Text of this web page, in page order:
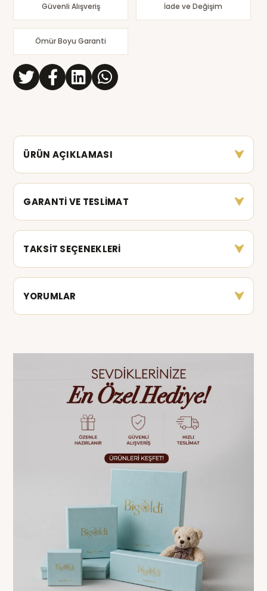
Güvenli Alışveriş İade ve Değişim
Ömür Boyu Garanti
ÜRÜN AÇIKLAMASI
GARANTİ VE TESLİMAT
TAKSİT SEÇENEKLERİ
YORUMLAR